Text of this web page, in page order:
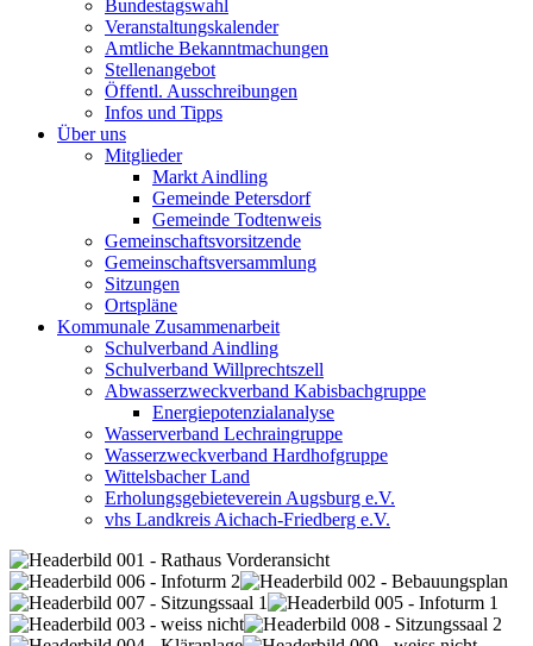
Bundestagswahl
Veranstaltungskalender
Amtliche Bekanntmachungen
Stellenangebot
Öffentl. Ausschreibungen
Infos und Tipps
Über uns
Mitglieder
Markt Aindling
Gemeinde Petersdorf
Gemeinde Todtenweis
Gemeinschaftsvorsitzende
Gemeinschaftsversammlung
Sitzungen
Ortspläne
Kommunale Zusammenarbeit
Schulverband Aindling
Schulverband Willprechtszell
Abwasserzweckverband Kabisbachgruppe
Energiepotenzialanalyse
Wasserverband Lechraingruppe
Wasserzweckverband Hardhofgruppe
Wittelsbacher Land
Erholungsgebieteverein Augsburg e.V.
vhs Landkreis Aichach-Friedberg e.V.